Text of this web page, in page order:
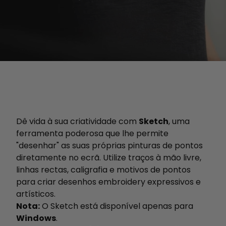
Dê vida à sua criatividade com Sketch, uma
ferramenta poderosa que lhe permite
"desenhar" as suas próprias pinturas de pontos
diretamente no ecrã. Utilize traços à mão livre,
linhas rectas, caligrafia e motivos de pontos
para criar desenhos embroidery expressivos e
artísticos.
Nota:O Sketch está disponível apenas para
Windows.